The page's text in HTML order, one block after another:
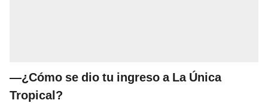
—¿Cómo se dio tu ingreso a La Única
Tropical?